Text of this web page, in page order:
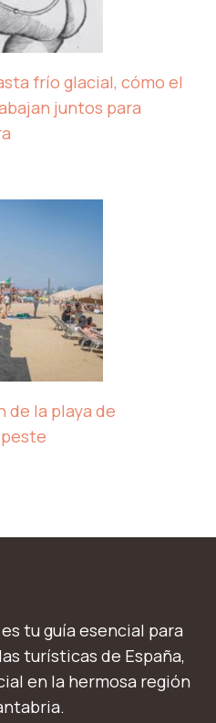
frío glacial, cómo el
juntos para
de la playa de
tu guía esencial para
turísticas de España,
en la hermosa región